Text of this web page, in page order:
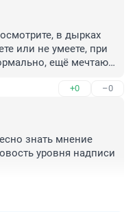
в дырках
или не умеете, при
ещё мечтают
+0 –0
знать мнение
уровня надписи